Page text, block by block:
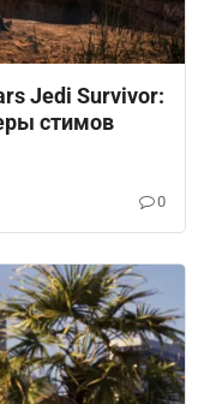
Jedi Survivor:
стимов
0